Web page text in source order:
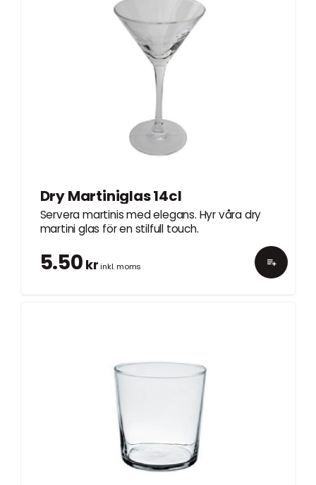
Dry Martiniglas 14cl
Servera martinis med elegans. Hyr våra dry
martini glas för en stilfull touch.
5.50 krinkl. moms